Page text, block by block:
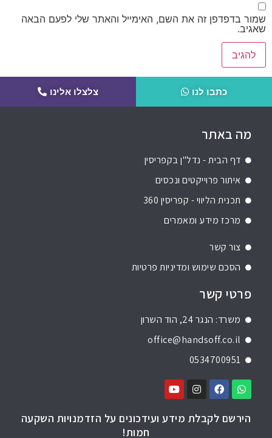
שמור בדפדפן זה את השם, האימייל והאתר שלי לפעם הבאה
שאגיב.
כתבו לנו צלצלו אלינו
מה באתר
דף הבית - נדל"ן בקפריסין
איתור פרוייקטים ונכסים
תכנית הליווי - קפריסין 360
מרכז מידע ומאמרים
צור קשר
הסכם שימוש ומדיניות פרטיות
פרטי קשר
משרד: הנגר 24, הוד השרון
office@handsoff.co.il
0534700951
הירשם לקבלת מידע ועידכונים על הזדמנויות השקעה
חמות!